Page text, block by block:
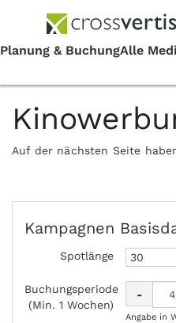
Auf der nächsten Seite
Kampagnen
Spotlänge
Buchungsperiode
(Min. 1 Wochen)
-
Angabe in